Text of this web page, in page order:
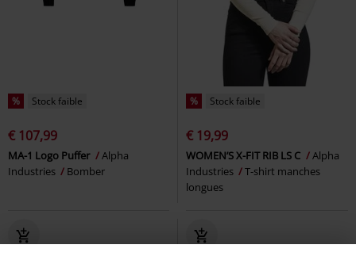
% Stock faible
€ 107,99
MA-1 Logo Puffer
Alpha
Industries
Bomber
% Stock faible
€ 19,99
WOMEN’S X-FIT RIB LS C
Alpha
Industries
T-shirt manches
longues